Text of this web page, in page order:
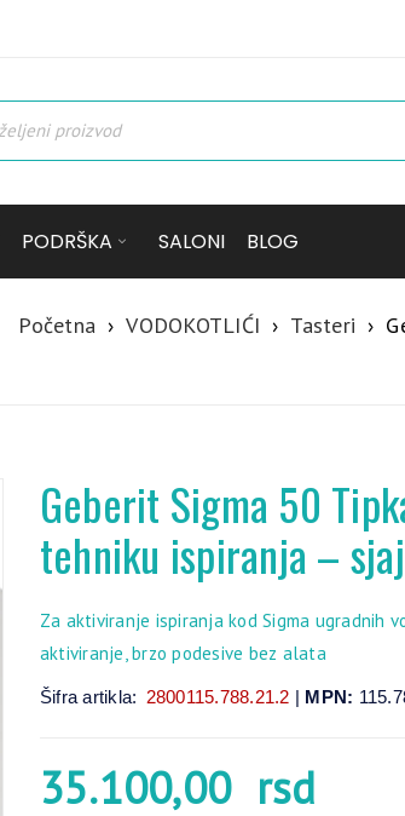
PODRŠKA SALONI BLOG
Početna › VODOKOTLIĆI › Tasteri ›
Geberit Sigma 50
tehniku ispiranja –
Za aktiviranje ispiranja kod Sigma ugradnih
aktiviranje, brzo podesive bez alata
Šifra artikla: 2800115.788.21.2 | MPN:
35.100,00 rsd